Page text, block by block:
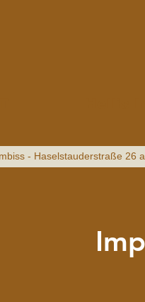
- Haselstauderstraße 26